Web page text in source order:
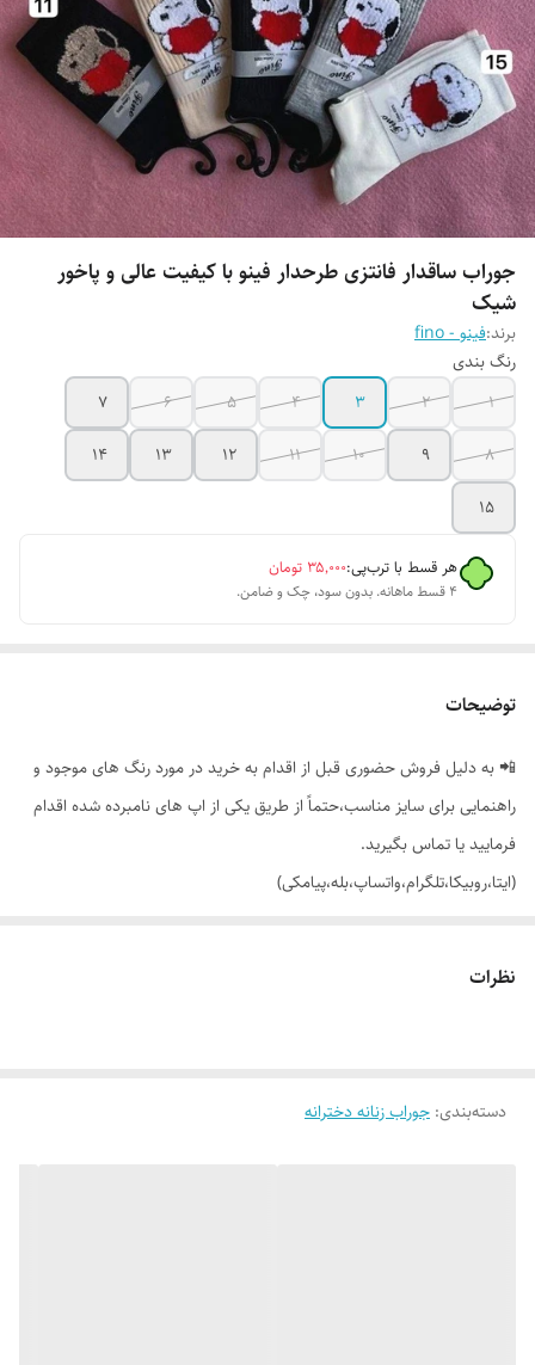
جوراب ساقدار فانتزی طرحدار فینو با کیفیت عالی و پاخور
شیک
برند:فینو - fino
رنگ بندی
1
2
3
4
5
6
7
8
9
10
11
12
13
14
15
هر قسط با ترب‌پی:۳۵٬۰۰۰ تومان
۴ قسط ماهانه. بدون سود، چک و ضامن.
توضیحات
📲 به دلیل فروش حضوری قبل از اقدام به خرید در مورد رنگ های موجود و
راهنمایی برای سایز مناسب،حتماً از طریق یکی از اپ های نامبرده شده اقدام
فرمایید یا تماس بگیرید.
(ایتا،روبیکا،تلگرام،واتساپ،بله،پیامکی)
🎨 رنگ بندیش: سفید شیری - طوسی - مشکی - کرمی ( طرح ها طبق تصویر )
نظرات
دسته‌بندی: جوراب زنانه دخترانه